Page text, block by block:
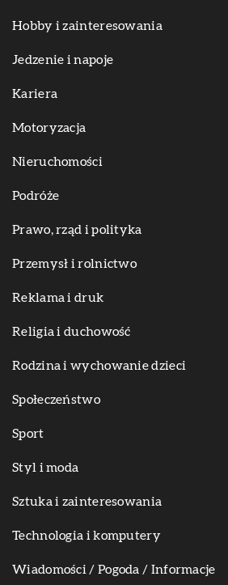
Hobby i zainteresowania
Jedzenie i napoje
Kariera
Motoryzacja
Nieruchomości
Podróże
Prawo, rząd i polityka
Przemysł i rolnictwo
Reklama i druk
Religia i duchowość
Rodzina i wychowanie dzieci
Społeczeństwo
Sport
Styl i moda
Sztuka i zainteresowania
Technologia i komputery
Wiadomości / Pogoda / Informacje